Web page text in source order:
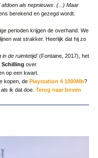
als nepnieuws. (...) Maar
berekend en gezegd wordt.
perioden krijgen de overhand. We
wat strakker. Heerlijk dat hij zo
in de ruimtetijd'(Fontaine, 2017), het
Schilling over
op een kwart.
kopen, de Playstation 4 1000Mb?
ik dat doe. Terug naar boven